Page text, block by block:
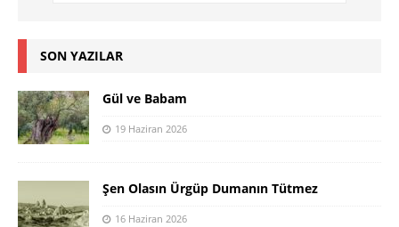
SON YAZILAR
Gül ve Babam
19 Haziran 2026
Şen Olasın Ürgüp Dumanın Tütmez
16 Haziran 2026